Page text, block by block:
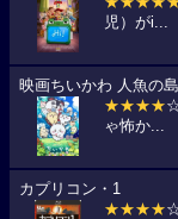
児）がi...
映画ちいかわ 人魚の
★★★★
ゃ怖か...
カプリコン・1
★★★★